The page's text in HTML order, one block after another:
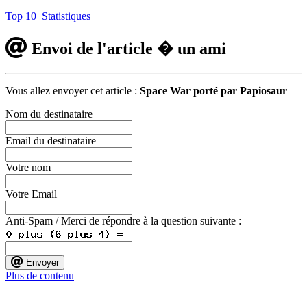
Top 10 Statistiques
Envoi de l'article � un ami
Vous allez envoyer cet article : Space War porté par Papiosaur
Nom du destinataire
Email du destinataire
Votre nom
Votre Email
Anti-Spam / Merci de répondre à la question suivante :
Envoyer
Plus de contenu